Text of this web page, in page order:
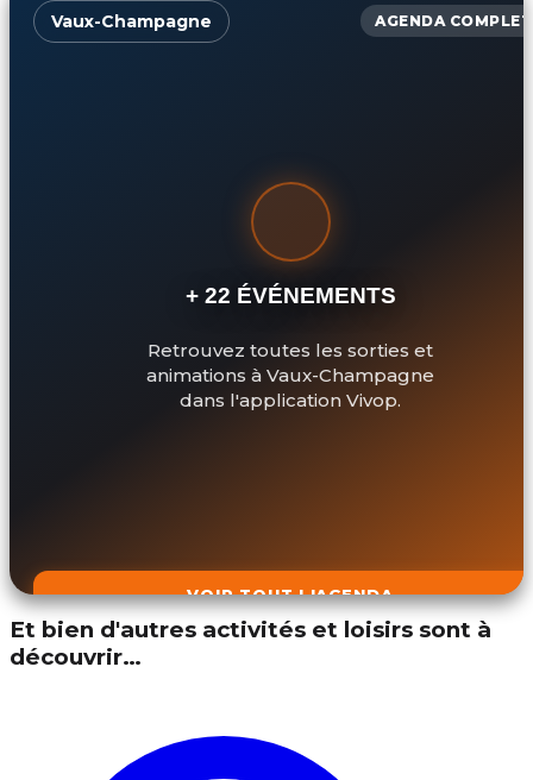
Vaux-Champagne AGENDA COMPLET
+ 22 ÉVÉNEMENTS
Retrouvez toutes les sorties et
animations à Vaux-Champagne
dans l'application Vivop.
VOIR TOUT L'AGENDA
Et bien d'autres activités et loisirs sont à
découvrir…